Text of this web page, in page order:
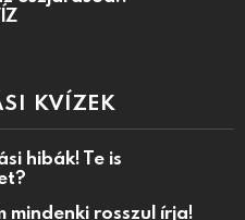
KVÍZEK
hibák! Te is
mindenki rosszul írja!